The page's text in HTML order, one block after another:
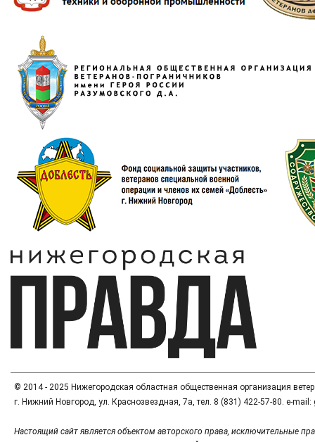
© 2014 - 2025 Нижегородская областная общественная организация
г. Нижний Новгород, ул. Краснозвездная, 7а, тел. 8 (831) 422-57-80. e-
Настоящий сайт является объектом авторского права, исключительные